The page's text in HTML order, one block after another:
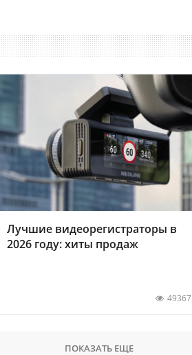
Лучшие видеорегистраторы в
2026 году: хиты продаж
49367
ПОКАЗАТЬ ЕЩЕ